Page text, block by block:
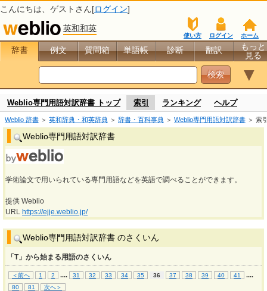
こんにちは、 ゲスト さん[ログイン]
英和和英
ホーム
ログイン
使い方
辞書 例文 質問箱 単語帳 診断 翻訳
もっと
見る
▼
Weblio専門用語対訳辞書 トップ 索引 ランキング ヘルプ
Weblio 辞書 ＞ 英和辞典・和英辞典 ＞ 辞書・百科事典 ＞ Weblio専門用語対訳辞書 ＞ 索
Weblio専門用語対訳辞書
学術論文で用いられている専門用語などを英語で調べることができます。
提供 Weblio
URL https://ejje.weblio.jp/
Weblio専門用語対訳辞書 のさくいん
「T」から始まる用語のさくいん
＜前へ 1 2 .... 31 32 33 34 35 36 37 38 39 40 41 ....
80 81 次へ＞